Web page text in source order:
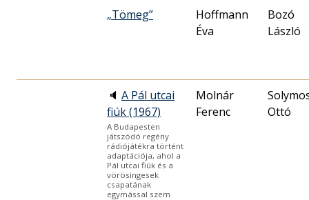
„Tömeg”
Hoffmann
Éva
Bozó
László
🔈 A Pál utcai
fiúk (1967)
A Budapesten
játszódó regény
rádiójátékra történt
adaptációja, ahol a
Pál utcai fiúk és a
vörösingesek
csapatának
egymással szem
Molnár
Ferenc
Ottó